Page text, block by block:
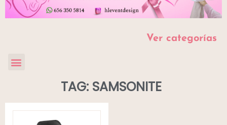
Ver categorías
TAG: SAMSONITE